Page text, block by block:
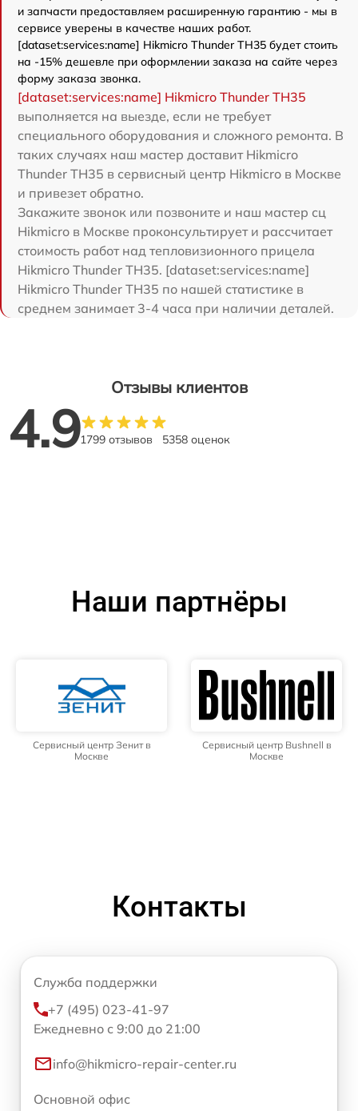
и запчасти предоставляем расширенную гарантию - мы в
сервисе уверены в качестве наших работ.
[dataset:services:name] Hikmicro Thunder TH35 будет стоить
на -15% дешевле при оформлении заказа на сайте через
форму заказа звонка.
[dataset:services:name] Hikmicro Thunder TH35
выполняется на выезде, если не требует
специального оборудования и сложного ремонта. В
таких случаях наш мастер доставит Hikmicro
Thunder TH35 в сервисный центр Hikmicro в Москве
и привезет обратно.
Закажите звонок или позвоните и наш мастер сц
Hikmicro в Москве проконсультирует и рассчитает
стоимость работ над тепловизионного прицела
Hikmicro Thunder TH35. [dataset:services:name]
Hikmicro Thunder TH35 по нашей статистике в
среднем занимает 3-4 часа при наличии деталей.
Отзывы клиентов
4.91799 отзывов 5358 оценок
Наши партнёры
Сервисный центр Зенит в
Москве
Сервисный центр Bushnell в
Москве
Контакты
Служба поддержки
+7 (495) 023-41-97
Ежедневно с 9:00 до 21:00
info@hikmicro-repair-center.ru
Основной офис